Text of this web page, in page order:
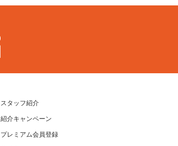
スタッフ紹介
紹介キャンペーン
プレミアム会員登録